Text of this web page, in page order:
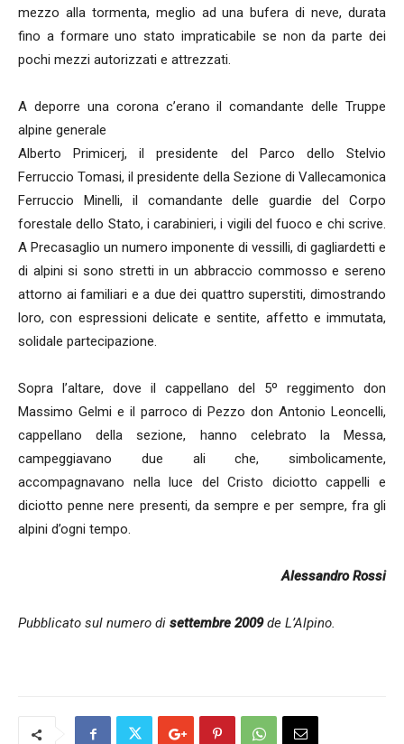
mezzo alla tormenta, meglio ad una bufera di neve, durata
fino a formare uno stato impraticabile se non da parte dei
pochi mezzi autorizzati e attrezzati.
A deporre una corona c’erano il comandante delle Truppe
alpine generale
Alberto Primicerj, il presidente del Parco dello Stelvio
Ferruccio Tomasi, il presidente della Sezione di Vallecamonica
Ferruccio Minelli, il comandante delle guardie del Corpo
forestale dello Stato, i carabinieri, i vigili del fuoco e chi scrive.
A Precasaglio un numero imponente di vessilli, di gagliardetti e
di alpini si sono stretti in un abbraccio commosso e sereno
attorno ai familiari e a due dei quattro superstiti, dimostrando
loro, con espressioni delicate e sentite, affetto e immutata,
solidale partecipazione.
Sopra l’altare, dove il cappellano del 5º reggimento don
Massimo Gelmi e il parroco di Pezzo don Antonio Leoncelli,
cappellano della sezione, hanno celebrato la Messa,
campeggiavano due ali che, simbolicamente,
accompagnavano nella luce del Cristo diciotto cappelli e
diciotto penne nere presenti, da sempre e per sempre, fra gli
alpini d’ogni tempo.
Alessandro Rossi
Pubblicato sul numero di settembre 2009de L’Alpino.